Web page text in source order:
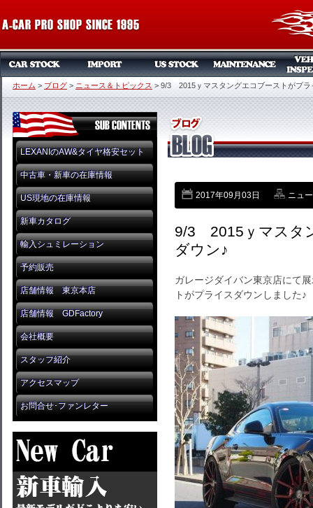
ホーム > ブログ > ニュース＆トピックス > 9/3 2015ｙマスタングエコブーストがプラ
LEXANIのAW&タイヤ格安セット
中古車・新車の在庫情報
US現地の在庫情報
新車カタログ
輸入シュミレーション
予約販売
店舗情報 東京本店
店舗情報 GDFactory
会社概要
スタッフ紹介
アクセスマップ
お問合せ･ファンレター
2017年09月03日 ニュ
9/3 2015ｙマスタ
ダウン♪
ガレージダイバン東京店にて
トがプライスダウンしました♪